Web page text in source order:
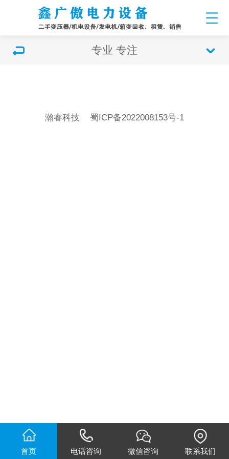
专业 专注
瀚睿科技 蜀ICP备2022008153号-1
首页 电话咨询 微信咨询 联系我们